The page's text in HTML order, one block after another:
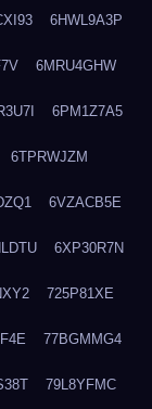
6HWL9A3P
6MRU4GHW
6PM1Z7A5
6TPRWJZM
6VZACB5E
6XP30R7N
725P81XE
77BGMMG4
79L8YFMC